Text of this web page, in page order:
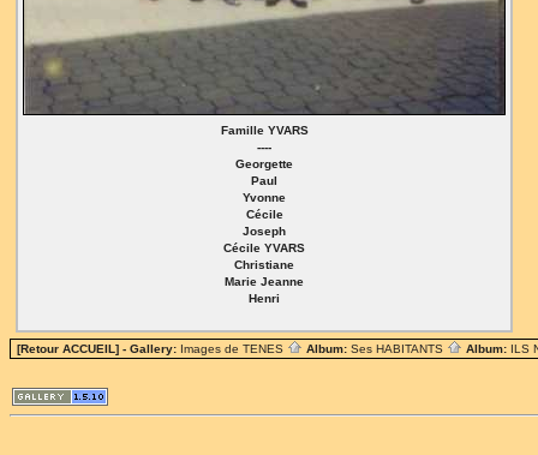
Famille YVARS
----
Georgette
Paul
Yvonne
Cécile
Joseph
Cécile YVARS
Christiane
Marie Jeanne
Henri
[Retour ACCUEIL] - Gallery: Images de TENES Album: Ses HABITANTS Album: ILS